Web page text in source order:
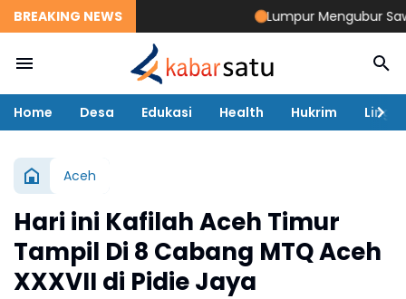
BREAKING NEWS Lumpur Mengubur
Home Desa Edukasi Health Hukrim
Aceh
Hari ini Kafilah Aceh Timur
Tampil Di 8 Cabang MTQ Aceh
XXXVII di Pidie Jaya